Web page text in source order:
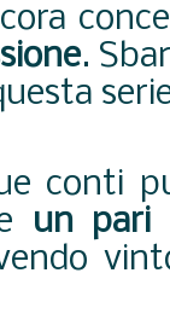
.
conti
un pari